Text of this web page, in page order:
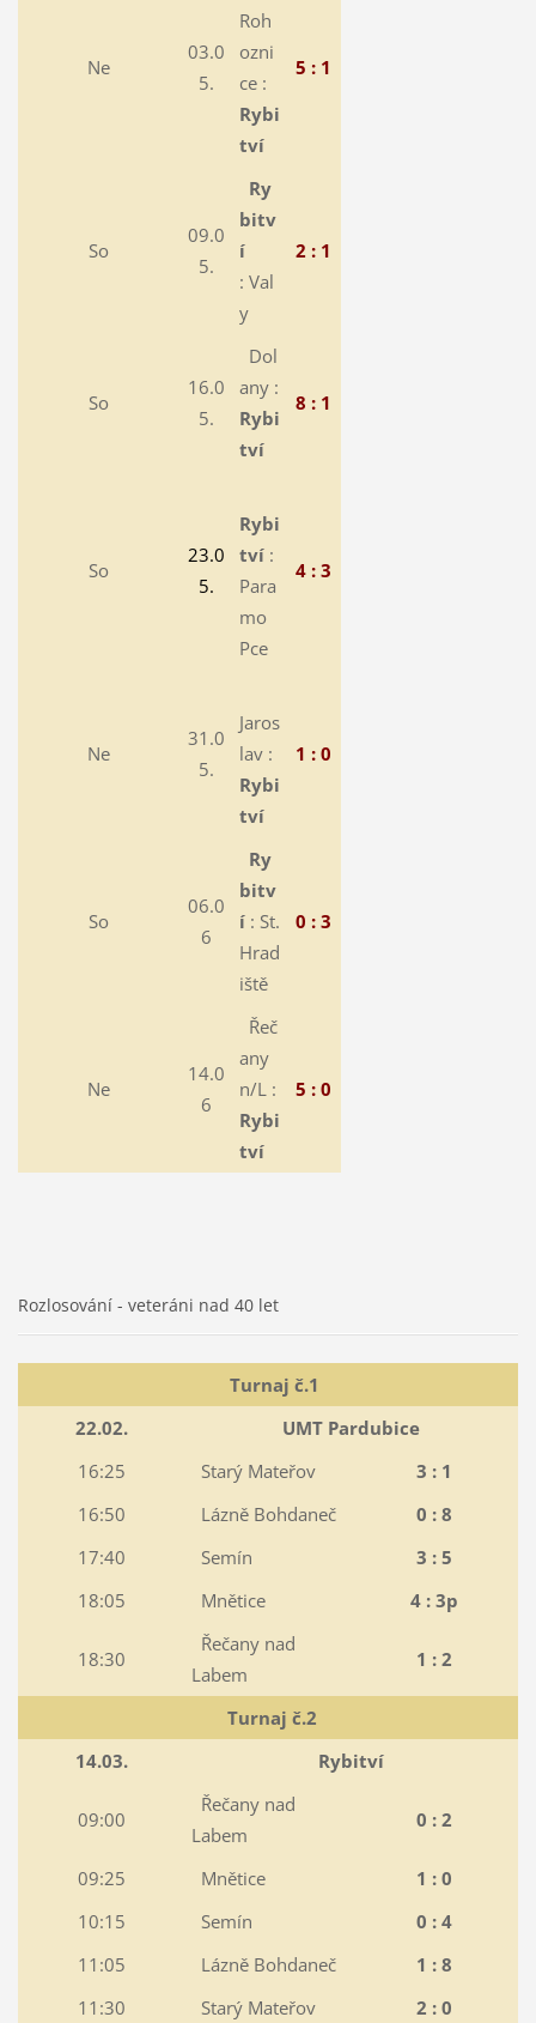
Ne
03.0
5.
Roh
ozni
ce :
Rybi
tví
5 : 1
So
09.0
5.
Ry
bitv
í
: Val
y
2 : 1
So
16.0
5.
Dol
any :
Rybi
tví
8 : 1
So
23.0
5.
Rybi
tví:
Para
mo
Pce
4 : 3
Ne
31.0
5.
Jaros
lav :
Rybi
tví
1 : 0
So
06.0
6
Ry
bitv
í: St.
Hrad
iště
0 : 3
Ne
14.0
6
Řeč
any
n/L :
Rybi
tví
5 : 0
Rozlosování - veteráni nad 40 let
Turnaj č.1
22.02.
UMT Pardubice
16:25
Starý Mateřov
3 : 1
16:50
Lázně Bohdaneč
0 : 8
17:40
Semín
3 : 5
18:05
Mnětice 4 : 3p
18:30
Řečany nad
Labem
1 : 2
Turnaj č.2
14.03.
Rybitví
09:00
Řečany nad
Labem
0 : 2
09:25 Mnětice
1 : 0
10:15
Semín
0 : 4
11:05
Lázně Bohdaneč
1 : 8
11:30
Starý Mateřov
2 : 0